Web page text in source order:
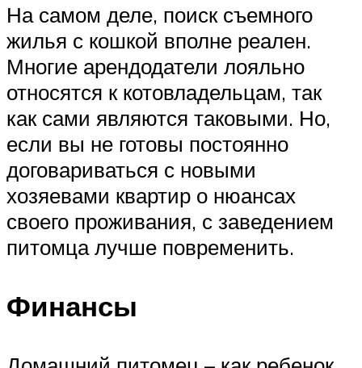
На самом деле, поиск съемного
жилья с кошкой вполне реален.
Многие арендодатели лояльно
относятся к котовладельцам, так
как сами являются таковыми. Но,
если вы не готовы постоянно
договариваться с новыми
хозяевами квартир о нюансах
своего проживания, с заведением
питомца лучше повременить.
Финансы